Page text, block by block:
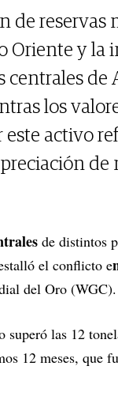
de reservas
Oriente y la
centrales de
los
este activo
de
de distintos
el conflicto e
del Oro (WGC).
superó las 12
12 meses, que